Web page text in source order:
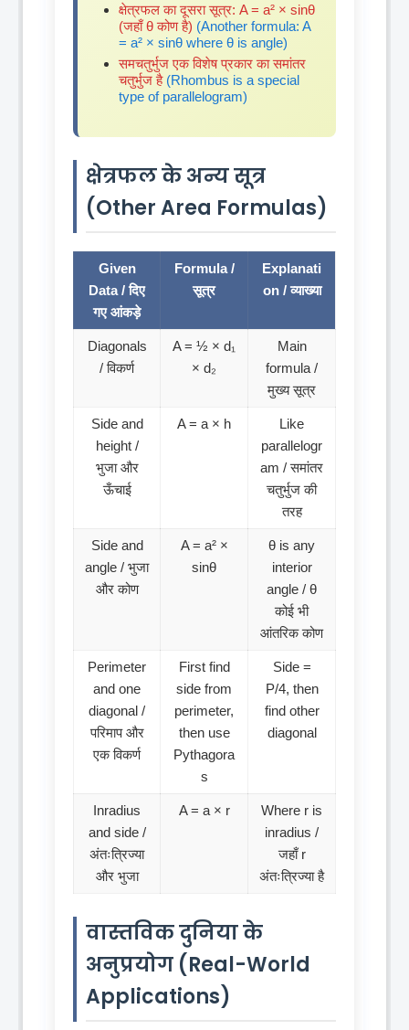
क्षेत्रफल का दूसरा सूत्र: A = a² × sinθ
(जहाँ θ कोण है) (Another formula: A
= a² × sinθ where θ is angle)
समचतुर्भुज एक विशेष प्रकार का समांतर
चतुर्भुज है (Rhombus is a special
type of parallelogram)
क्षेत्रफल के अन्य सूत्र
(Other Area Formulas)
Given
Data / दिए
गए आंकड़े
Formula /
सूत्र
Explanati
on / व्याख्या
Diagonals
/ विकर्ण
A = ½ × d₁
× d₂
Main
formula /
मुख्य सूत्र
Side and
height /
भुजा और
ऊँचाई
A = a × h
Like
parallelogr
am / समांतर
चतुर्भुज की
तरह
Side and
angle / भुजा
और कोण
A = a² ×
sinθ
θ is any
interior
angle / θ
कोई भी
आंतरिक कोण
Perimeter
and one
diagonal /
परिमाप और
एक विकर्ण
First find
side from
perimeter,
then use
Pythagora
s
Side =
P/4, then
find other
diagonal
Inradius
and side /
अंतःत्रिज्या
और भुजा
A = a × r
Where r is
inradius /
जहाँ r
अंतःत्रिज्या है
वास्तविक दुनिया के
अनुप्रयोग (Real-World
Applications)